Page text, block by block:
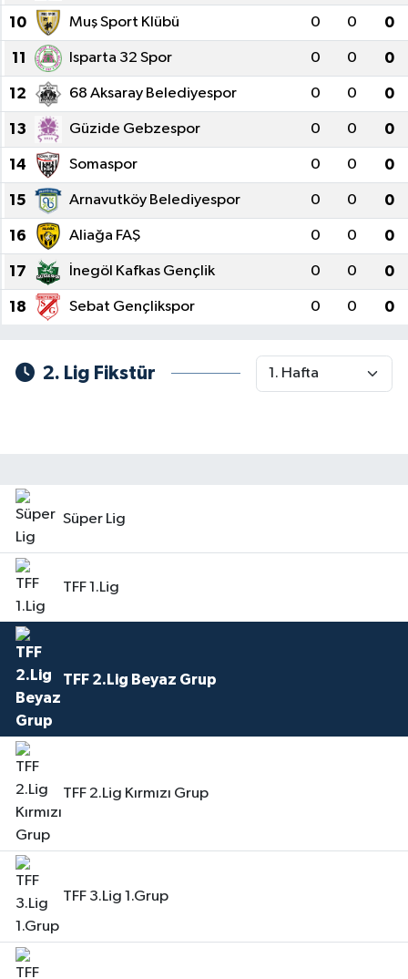
10 Muş Sport Klübü 0 0 0
11 Isparta 32 Spor 0 0 0
12 68 Aksaray Belediyespor 0 0 0
13 Güzide Gebzespor 0 0 0
14 Somaspor 0 0 0
15 Arnavutköy Belediyespor 0 0 0
16 Aliağa FAŞ 0 0 0
17 İnegöl Kafkas Gençlik 0 0 0
18 Sebat Gençlikspor 0 0 0
2. Lig Fikstür
Süper Lig
TFF 1.Lig
TFF 2.Lig Beyaz Grup
TFF 2.Lig Kırmızı Grup
TFF 3.Lig 1.Grup
Türkiye
Video Galeri